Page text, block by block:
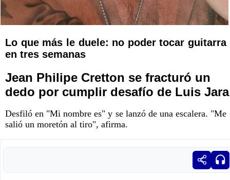
Lo que más le duele: no poder tocar guitarra
en tres semanas
Jean Philipe Cretton se fracturó un
dedo por cumplir desafío de Luis Jara
Desfiló en "Mi nombre es" y se lanzó de una escalera. "Me
salió un moretón al tiro", afirma.